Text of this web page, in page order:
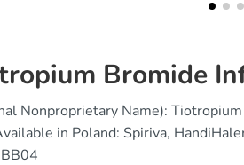
Bromide
Nonproprietary Name):
in Poland: Spiriva,